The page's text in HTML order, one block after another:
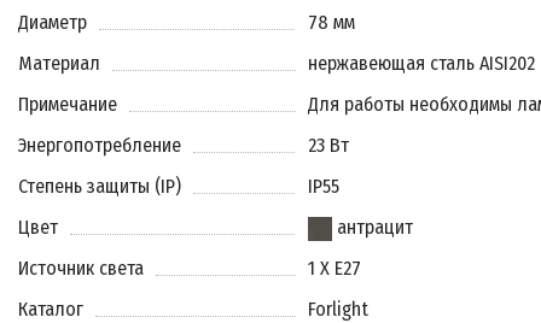
Диаметр
78 мм
Материал
нержавеющая сталь AISI202
Примечание
Для работы необходимы
Энергопотребление
23 Вт
Степень защиты (IP)
IP55
Цвет
антрацит
Источник света
1 X E27
Каталог
Forlight